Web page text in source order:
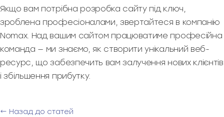
Якщо вам потрібна розробка сайту під ключ,
зроблена професіоналами, звертайтеся в компанію
Nomax. Над вашим сайтом працюватиме професійна
команда — ми знаємо, як створити унікальний веб-
ресурс, що забезпечить вам залучення нових клієнтів
і збільшення прибутку.
← Назад до статей